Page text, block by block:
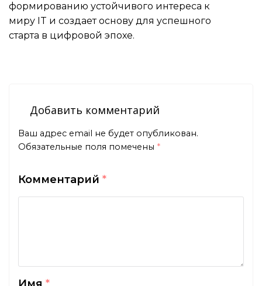
формированию устойчивого интереса к
миру IT и создает основу для успешного
старта в цифровой эпохе.
Добавить комментарий
Ваш адрес email не будет опубликован.
Обязательные поля помечены *
Комментарий *
Имя *